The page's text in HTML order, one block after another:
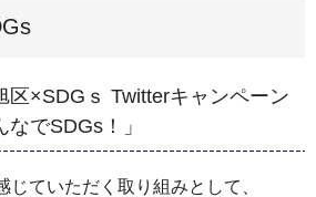
区×SDGｓ Twitterキャンペーン
なでSDGs！」
じていただく取り組みとして、